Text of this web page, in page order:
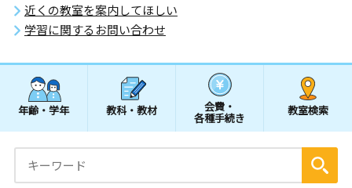
近くの教室を案内してほしい
学習に関するお問い合わせ
年齢・学年 教科・教材 会費・
各種手続き
教室検索